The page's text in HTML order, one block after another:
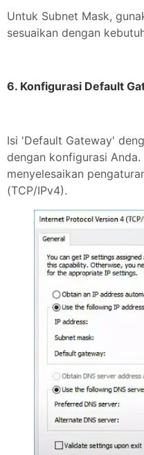
Untuk Subnet Mask,
sesuaikan dengan
6. Konfigurasi Default
Isi 'Default Gateway'
dengan konfigurasi
menyelesaikan
(TCP/IPv4).